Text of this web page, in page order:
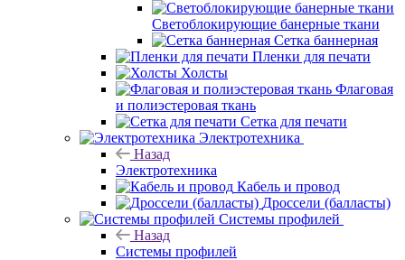
Светоблокирующие банерные ткани
Сетка баннерная
Пленки для печати
Холсты
Флаговая
и полиэстеровая ткань
Сетка для печати
Электротехника
Назад
Электротехника
Кабель и провод
Дроссели (балласты)
Системы профилей
Назад
Системы профилей